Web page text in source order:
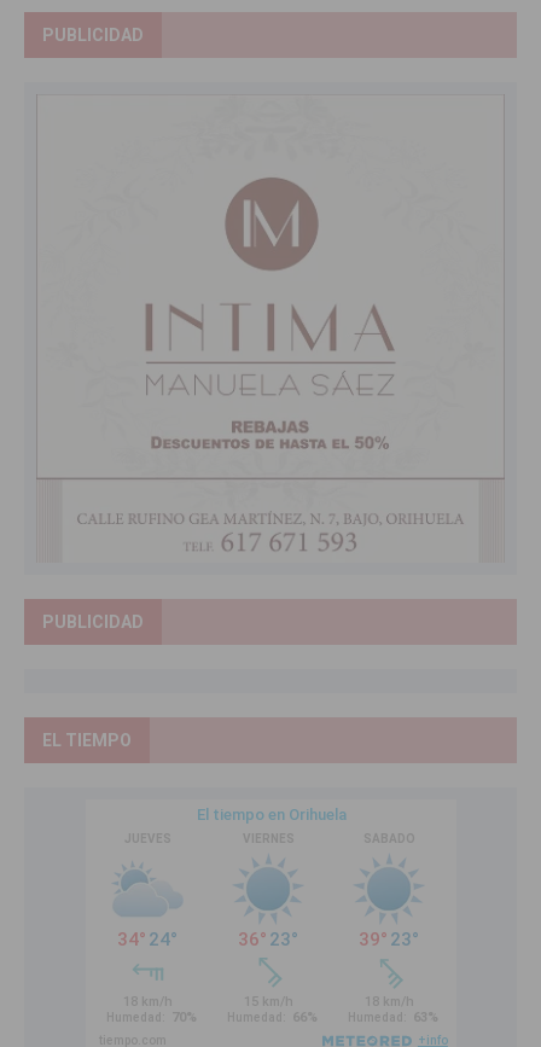
PUBLICIDAD
PUBLICIDAD
EL TIEMPO